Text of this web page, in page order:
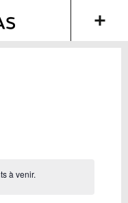
à venir.